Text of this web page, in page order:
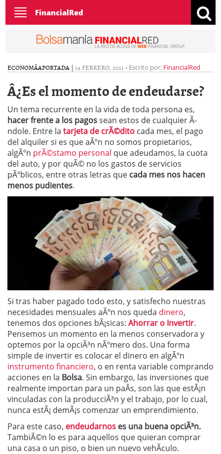
Toggle
navigation
FinancialRed
ECONOMÃ­APORTADA | 14 FEBRERO, 2011 - Escrito por: FinancialRed
Â¿Es el momento de endeudarse?
Un tema recurrente en la vida de toda persona es,
hacer frente a los pagossean estos de cualquier Ã­
ndole. Entre la tarjeta de crÃ©dito cada mes, el pago
del alquiler si es que aÃºn no somos propietarios,
algÃºn prÃ©stamo personal que adeudamos, la cuota
del auto, y por quÃ© no los gastos de servicios
pÃºblicos, entre otras letras que cada mes nos hacen
menos pudientes.
Si tras haber pagado todo esto, y satisfecho nuestras
necesidades mensuales aÃºn nos queda dinero,
tenemos dos opciones bÃ¡sicas: Ahorrar o Invertir.
Pensemos un momento en la menos conservadora y
optemos por la opciÃ³n nÃºmero dos. Una forma
simple de invertir es colocar el dinero en algÃºn
instrumento financiero, o en renta variable comprando
acciones en la Bolsa. Sin embargo, las inversiones que
realmente importan para un paÃ­s, son las que estÃ¡n
vinculadas con la producciÃ³n y el trabajo, por lo cual,
nunca estÃ¡ demÃ¡s comenzar un emprendimiento.
Para este caso, endeudarnos es una buena opciÃ³n.
TambiÃ©n lo es para aquellos que quieran comprar
una casa o un piso, o bien un nuevo vehÃ­culo.